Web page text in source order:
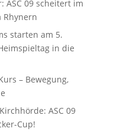
ASC 09 scheitert im
Rhynern
starten am 5.
in die
– Bewegung,
ASC 09
Cup!